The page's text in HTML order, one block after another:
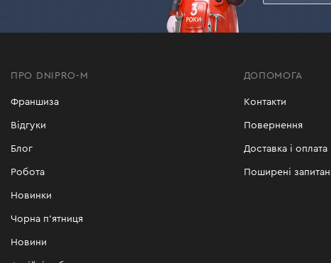
ПРО DNIPRO-M
Франшиза
Відгуки
Блог
Робота
Новинки
Чорна п'ятниця
Новини
ДОПОМОГА
Контакти
Повернення
Доставка і оплата
Поширені